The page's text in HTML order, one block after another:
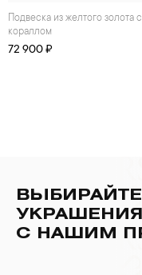
Подвеска из желтого золота с
кораллом
72 900 ₽
С НАШИМ